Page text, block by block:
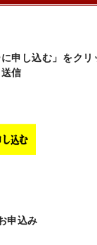
申し込む」をクリ
信
申込み